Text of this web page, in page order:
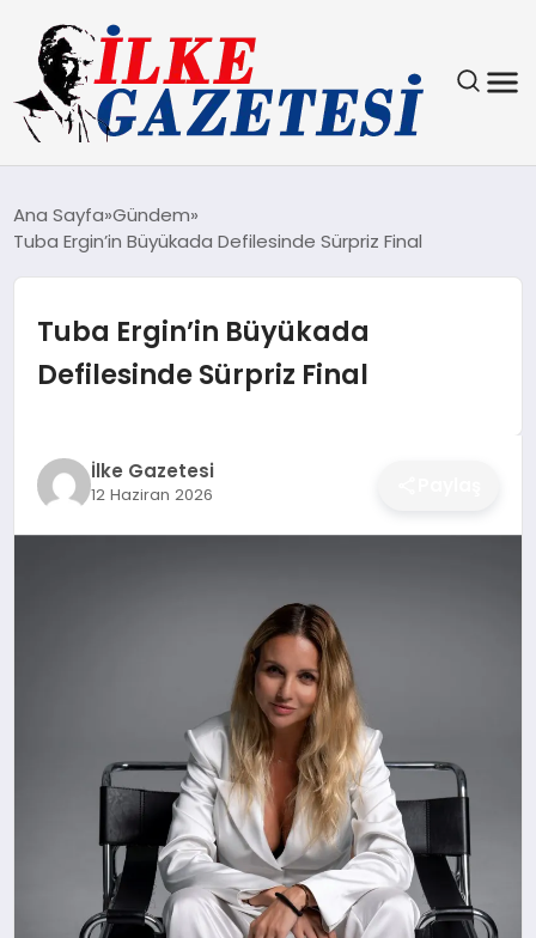
TEKNOLOJI
SPOR
SAĞLIK
EKONOMI
Ana Sayfa Gündem
Tuba Ergin’in Büyükada Defilesinde Sürpriz Final
Tuba Ergin’in Büyükada
Defilesinde Sürpriz Final
İlke Gazetesi
12 Haziran 2026